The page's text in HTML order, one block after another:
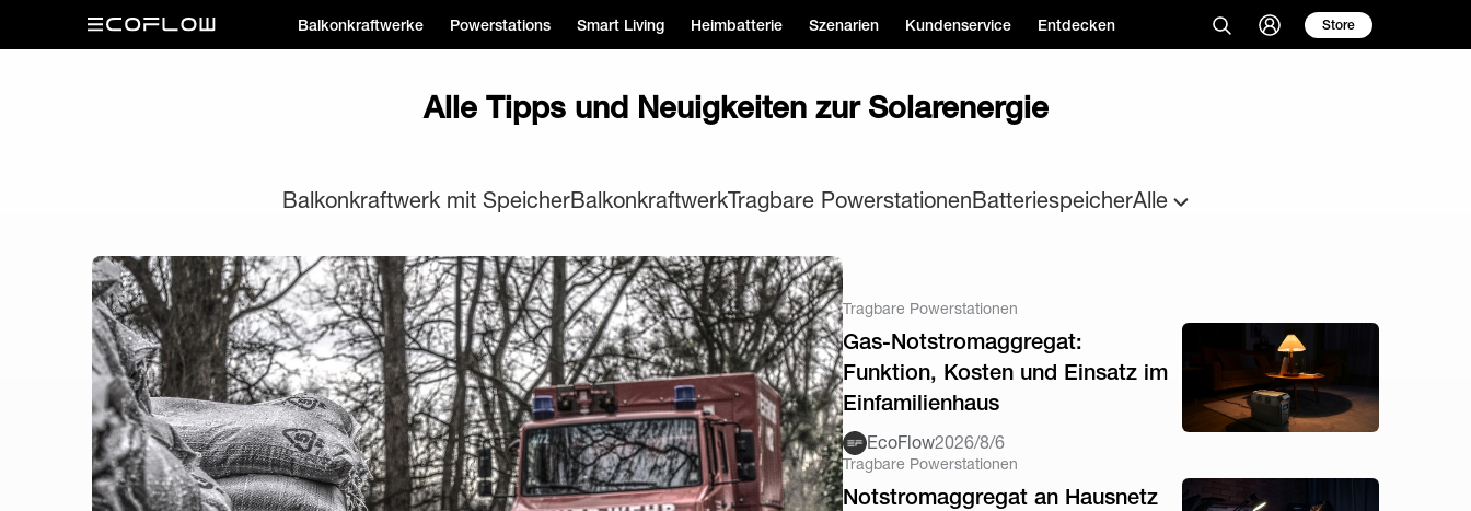
Balkonkraftwerke Powerstations Smart Living Heimbatterie Szenarien Kundenservice Entdecken Store
Alle Tipps und Neuigkeiten zur Solarenergie
Balkonkraftwerk mit SpeicherBalkonkraftwerkTragbare PowerstationenBatteriespeicherAlle
Tragbare Powerstationen
Gas-Notstromaggregat:
Funktion, Kosten und Einsatz im
Einfamilienhaus
EcoFlow2026/8/6
Tragbare Powerstationen
Notstromaggregat an Hausnetz